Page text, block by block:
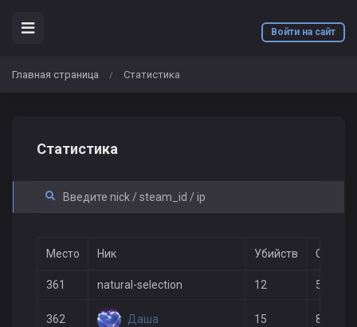
Войти на сайт
Главная страница / Статистика
Статистика
Место Ник Убийств
361 natural-selection 12 5
362 Даша 15 8